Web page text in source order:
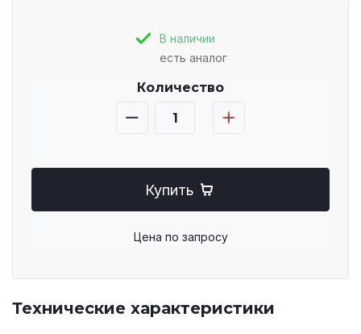
В наличии
есть аналог
Количество
Купить
Цена по запросу
Технические характеристики